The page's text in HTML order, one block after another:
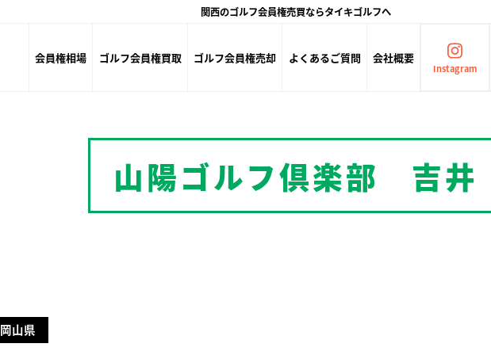
関西のゴルフ会員権売買ならタイキゴルフへ
会員権相場 ゴルフ会員権買取 ゴルフ会員権売却 よくあるご質問 会社概要
Instagram
山陽ゴルフ倶楽部 吉井
岡山県